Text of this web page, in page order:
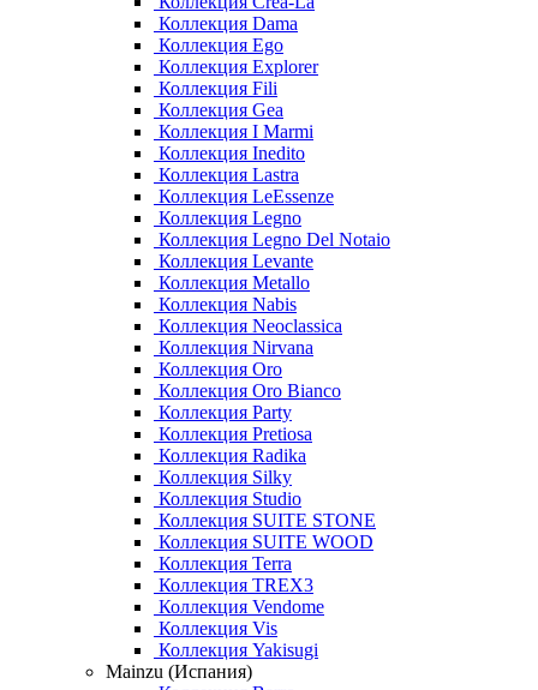
Коллекция Dama
Коллекция Ego
Коллекция Explorer
Коллекция Fili
Коллекция Gea
Коллекция I Marmi
Коллекция Inedito
Коллекция Lastra
Коллекция LeEssenze
Коллекция Legno
Коллекция Legno Del Notaio
Коллекция Levante
Коллекция Metallo
Коллекция Nabis
Коллекция Neoclassica
Коллекция Nirvana
Коллекция Oro
Коллекция Oro Bianco
Коллекция Party
Коллекция Pretiosa
Коллекция Radika
Коллекция Silky
Коллекция Studio
Коллекция SUITE STONE
Коллекция SUITE WOOD
Коллекция Terra
Коллекция TREX3
Коллекция Vendome
Коллекция Vis
Коллекция Yakisugi
Mainzu (Испания)